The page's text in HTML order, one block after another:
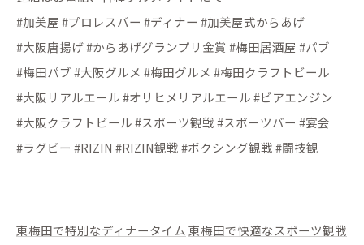
#加美屋 #プロレスバー #ディナー #加美屋式からあげ
#大阪唐揚げ #からあげグランプリ金賞 #梅田居酒屋 #パブ
#梅田パブ #大阪グルメ #梅田グルメ #梅田クラフトビール
#大阪リアルエール #オリヒメリアルエール #ビアエンジン
#大阪クラフトビール #スポーツ観戦 #スポーツバー #宴会
#ラグビー #RIZIN #RIZIN観戦 #ボクシング観戦 #闘技観
東梅田で特別なディナータイム 東梅田で快適なスポーツ観戦